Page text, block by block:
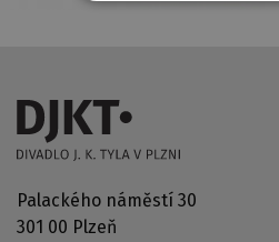
Palackého náměstí 30
301 00 Plzeň